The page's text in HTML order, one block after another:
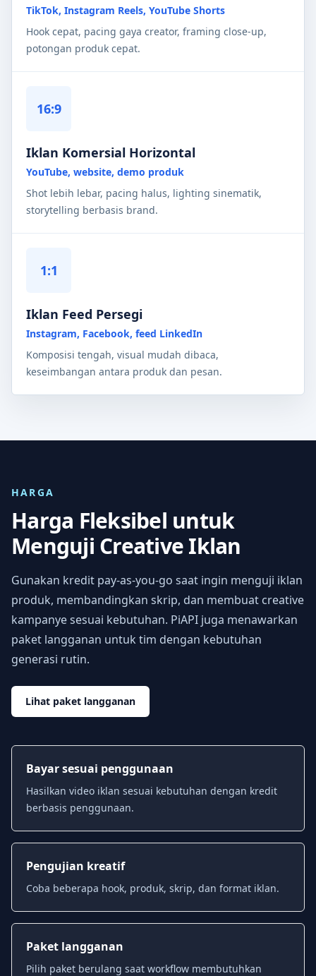
TikTok, Instagram Reels, YouTube Shorts
Hook cepat, pacing gaya creator, framing close-up,
potongan produk cepat.
16:9
Iklan Komersial Horizontal
YouTube, website, demo produk
Shot lebih lebar, pacing halus, lighting sinematik,
storytelling berbasis brand.
1:1
Iklan Feed Persegi
Instagram, Facebook, feed LinkedIn
Komposisi tengah, visual mudah dibaca,
keseimbangan antara produk dan pesan.
HARGA
Harga Fleksibel untuk
Menguji Creative Iklan
Gunakan kredit pay-as-you-go saat ingin menguji iklan
produk, membandingkan skrip, dan membuat creative
kampanye sesuai kebutuhan. PiAPI juga menawarkan
paket langganan untuk tim dengan kebutuhan
generasi rutin.
Lihat paket langganan
Bayar sesuai penggunaan
Hasilkan video iklan sesuai kebutuhan dengan kredit
berbasis penggunaan.
Pengujian kreatif
Coba beberapa hook, produk, skrip, dan format iklan.
Paket langganan
Pilih paket berulang saat workflow membutuhkan